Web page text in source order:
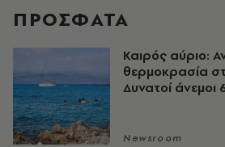
ΠΡΟΣΦΑΤΑ
Καιρός αύριο:
θερμοκρασία
Δυνατοί
Newsroom